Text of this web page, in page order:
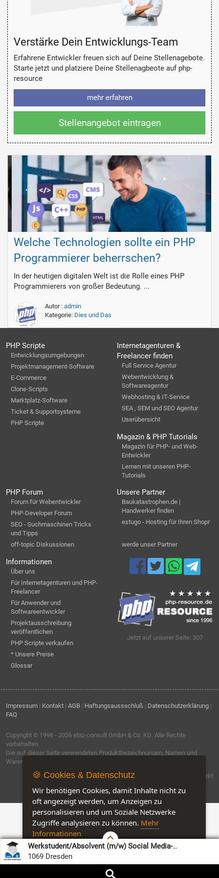
Verstärke Dein Entwicklungs-Team
Erfahrene Entwickler freuen sich auf Deine Stellenagebote.
Starte jetzt und platziere Deine Stellenagbeote auf php-
resource
mehr erfahren
Stellenangebot eintragen
Welche Technologien sollte ein PHP
Programmierer beherrschen?
In der heutigen digitalen Welt ist die Rolle eines PHP
Programmierers von großer Bedeutung. ...
Autor : admin
Kategorie: Dies und Das
Werkstudent/Absolvent (m/w) Social Media-
Softwareentwicklung
1069 Dresden
PHP Scripte
Entwicklungsumgebungen
Projektmanagement-Software
E-Commerce
Clone-Scripts
Marktplatz-Software
Ticket & Supportsysteme
PHP Scripte
Internetagenturen &
Freelancer finden
Full Service Agentur
Webentwicklung &
Softwareagentur
Webhosting & IT-Service
SEA , SEM und SEO Agentur
Userübersicht
Magazin & PHP Tutorials
Magazin für PHP- und Web-
Entwickler
Lernen mit unseren PHP-
Tutorials
PHP Forum
Forum für Webentwickler
PHP-Developer Forum
SEO - Suchmaschinen Tricks
und Tipps
off-topic Diskussionen
Unsere Partner
Baukatastrophen.de |
Handwerker finden
estugo - Hosting für Ihren Shopr
werde unser Partner
Informationen
Über uns
Für Internetagenturen und PHP-
Freelancer
Für Anwender und
Softwareentwickler
Projektausschreibung
veröffentlichen
PHP Scripte verkaufen
* Unsere Preise
Glossar
Jetzt auf unserer Seite: 307
Impressum | Kontakt | AGB | Haftungsaussschluß | Datenschutzerklärung |
FAQ
Copyright © 1996 - 2026 ebiz-consult GmbH & Co. KG. Alle Rechte
vorbehalten.
Die auf dieser Seite verwendeten Produktbezeichnungen, Namen und
Warenzeichen sind Eigentum der jeweiligen Firmen.
Software by IQ-Markt
🍪 Cookies & Datenschutz
Wir benötigen Cookies, damit Inhalte nicht zu
oft angezeigt werden, um Anzeigen zu
personalisieren und um Soziale Netzwerke
Zugriffe analysieren zu können. Mehr
Informationen
Akzeptieren